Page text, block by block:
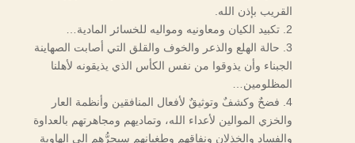
القريب بإذن الله.
2. تكبيد الكيان ومعاونيه ومواليه للخسائر المادية…
3. حالة الهلع والذعر والخوف والقلق التي أصابت الصهاينة
الجبناء وأن يذوقوا من نفس الكأس الذي يذيقونه لأهلنا
المظلومين…
4. فضحٌ وكشفٌ وتوثيقٌ لأفعال المنافقين وأنظمة العار
والخزي الموالين لأعداء الله، وتماديهم ومجاهرتهم بالعداوة
والفساد والخذلان ونفاقهم وطغيانهم سيجرُّهم إلى الهاوية